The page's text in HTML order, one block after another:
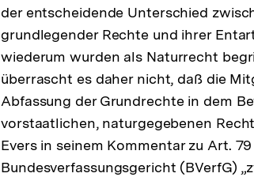
der entscheidende Unterschied
grundlegender Rechte und ihrer
wiederum wurden als Naturrecht
überrascht es daher nicht, daß die
Abfassung der Grundrechte in dem
vorstaatlichen, naturgegebenen
Evers in seinem Kommentar zu Art.
Bundesverfassungsgericht (BVerfG)